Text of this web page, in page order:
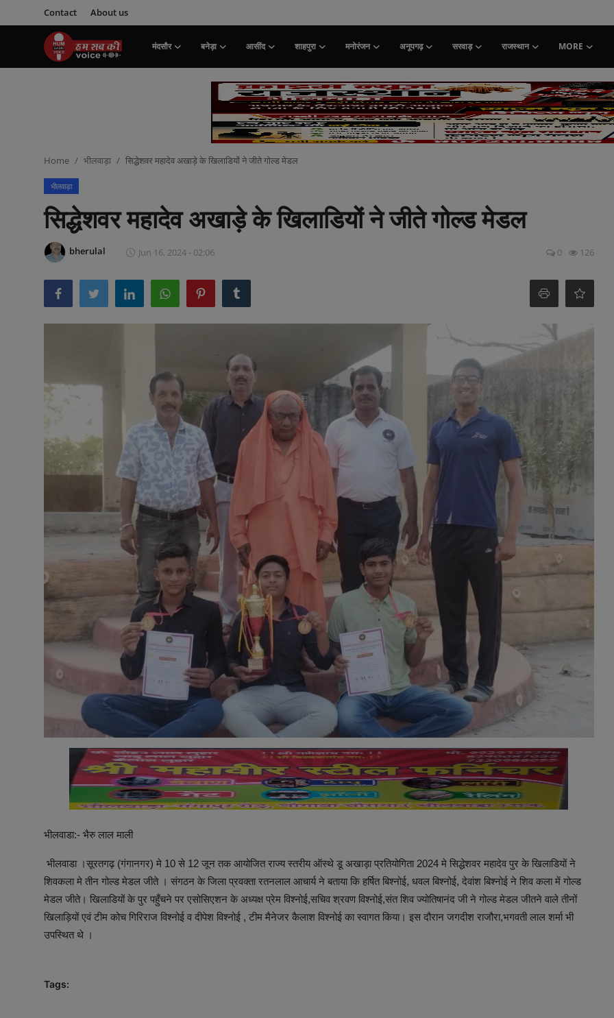
Contact About us
मंदसौर बनेड़ा आसींद शाहपुरा मनोरंजन अनूपगढ़ सरवाड़ राजस्थान MORE
About us
राजस्थान
Home भीलवाड़ा सिद्धेशवर महादेव अखाड़े के खिलाडियों ने जीते गोल्ड मेडल
भीलवाड़ा
सिद्धेशवर महादेव अखाड़े के खिलाडियों ने जीते गोल्ड मेडल
bherulal Jun 16, 2024 - 02:06 0 126
भीलवाडा:- भैरु लाल माली
भीलवाडा ।सूरतगढ़ (गंगानगर) मे 10 से 12 जून तक आयोजित राज्य स्तरीय ऑस्थे डू अखाड़ा प्रतियोगिता 2024 मे सिद्धेशवर महादेव पुर के खिलाडियों ने
शिवकला मे तीन गोल्ड मेडल जीते । संगठन के जिला प्रवक्ता रतनलाल आचार्य ने बताया कि हर्षित बिश्नोई, धवल बिश्नोई, देवांश बिश्नोई ने शिव कला में गोल्ड
मेडल जीते। खिलाडियों के पुर पहुँचने पर एसोसिएशन के अध्यक्ष प्रेम विश्नोई,सचिव श्रवण विश्नोई,संत शिव ज्योतिषानंद जी ने गोल्ड मेडल जीतने वाले तीनों
खिलाड़ियों एवं टीम कोच गिरिराज विश्नोई व दीपेश विश्नोई , टीम मैनेजर कैलाश विश्नोई का स्वागत किया। इस दौरान जगदीश राजौरा,भगवती लाल शर्मा भी
उपस्थित थे ।
Tags: